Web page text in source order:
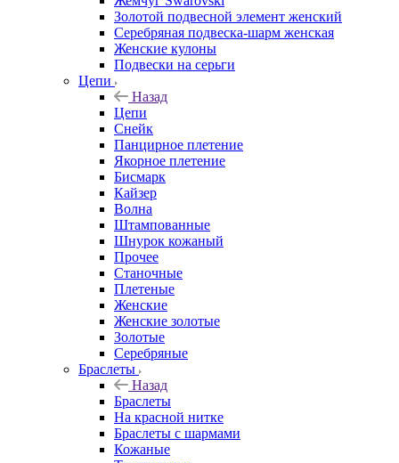
Золотой подвесной элемент женcкий
Серебряная подвеска-шарм женская
Женские кулоны
Подвески на серьги
Цепи
Назад
Цепи
Снейк
Панцирное плетение
Якорное плетение
Бисмарк
Кайзер
Волна
Штампованные
Шнурок кожаный
Прочее
Станочные
Плетеные
Женские
Женские золотые
Золотые
Серебряные
Браслеты
Назад
Браслеты
На красной нитке
Браслеты с шармами
Кожаные